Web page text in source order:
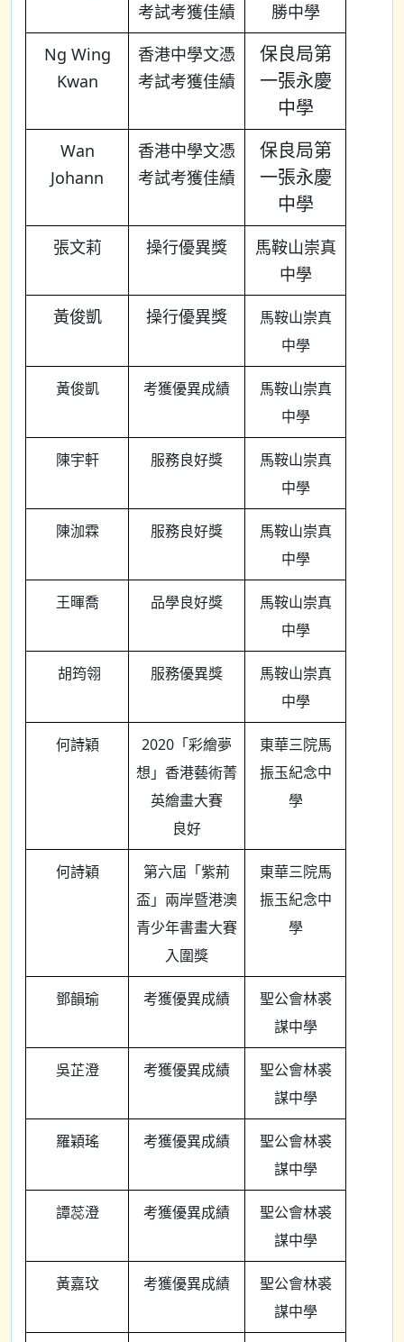
考試考獲佳績
勝中學
Ng Wing
Kwan
香港中學文憑
考試考獲佳績
保良局第
一張永慶
中學
Wan
Johann
香港中學文憑
考試考獲佳績
保良局第
一張永慶
中學
張文莉 操行優異獎
馬鞍山崇真
中學
黃俊凱
操行優異獎
馬鞍山崇真
中學
黃俊凱 考獲優異成績
馬鞍山崇真
中學
陳宇軒 服務良好獎
馬鞍山崇真
中學
陳泇霖 服務良好獎
馬鞍山崇真
中學
王暉喬 品學良好獎
馬鞍山崇真
中學
胡筠翎 服務優異獎
馬鞍山崇真
中學
何詩穎
2020「彩繪夢
想」香港藝術菁
英繪畫大賽
良好
東華三院馬
振玉紀念中
學
何詩穎
第六屆「紫荊
盃」兩岸暨港澳
青少年書畫大賽
入圍獎
東華三院馬
振玉紀念中
學
鄧韻瑜 考獲優異成績
聖公會林裘
謀中學
吳芷澄 考獲優異成績
聖公會林裘
謀中學
羅穎瑤 考獲優異成績
聖公會林裘
謀中學
譚蕊澄 考獲優異成績
聖公會林裘
謀中學
黃嘉玟 考獲優異成績
聖公會林裘
謀中學